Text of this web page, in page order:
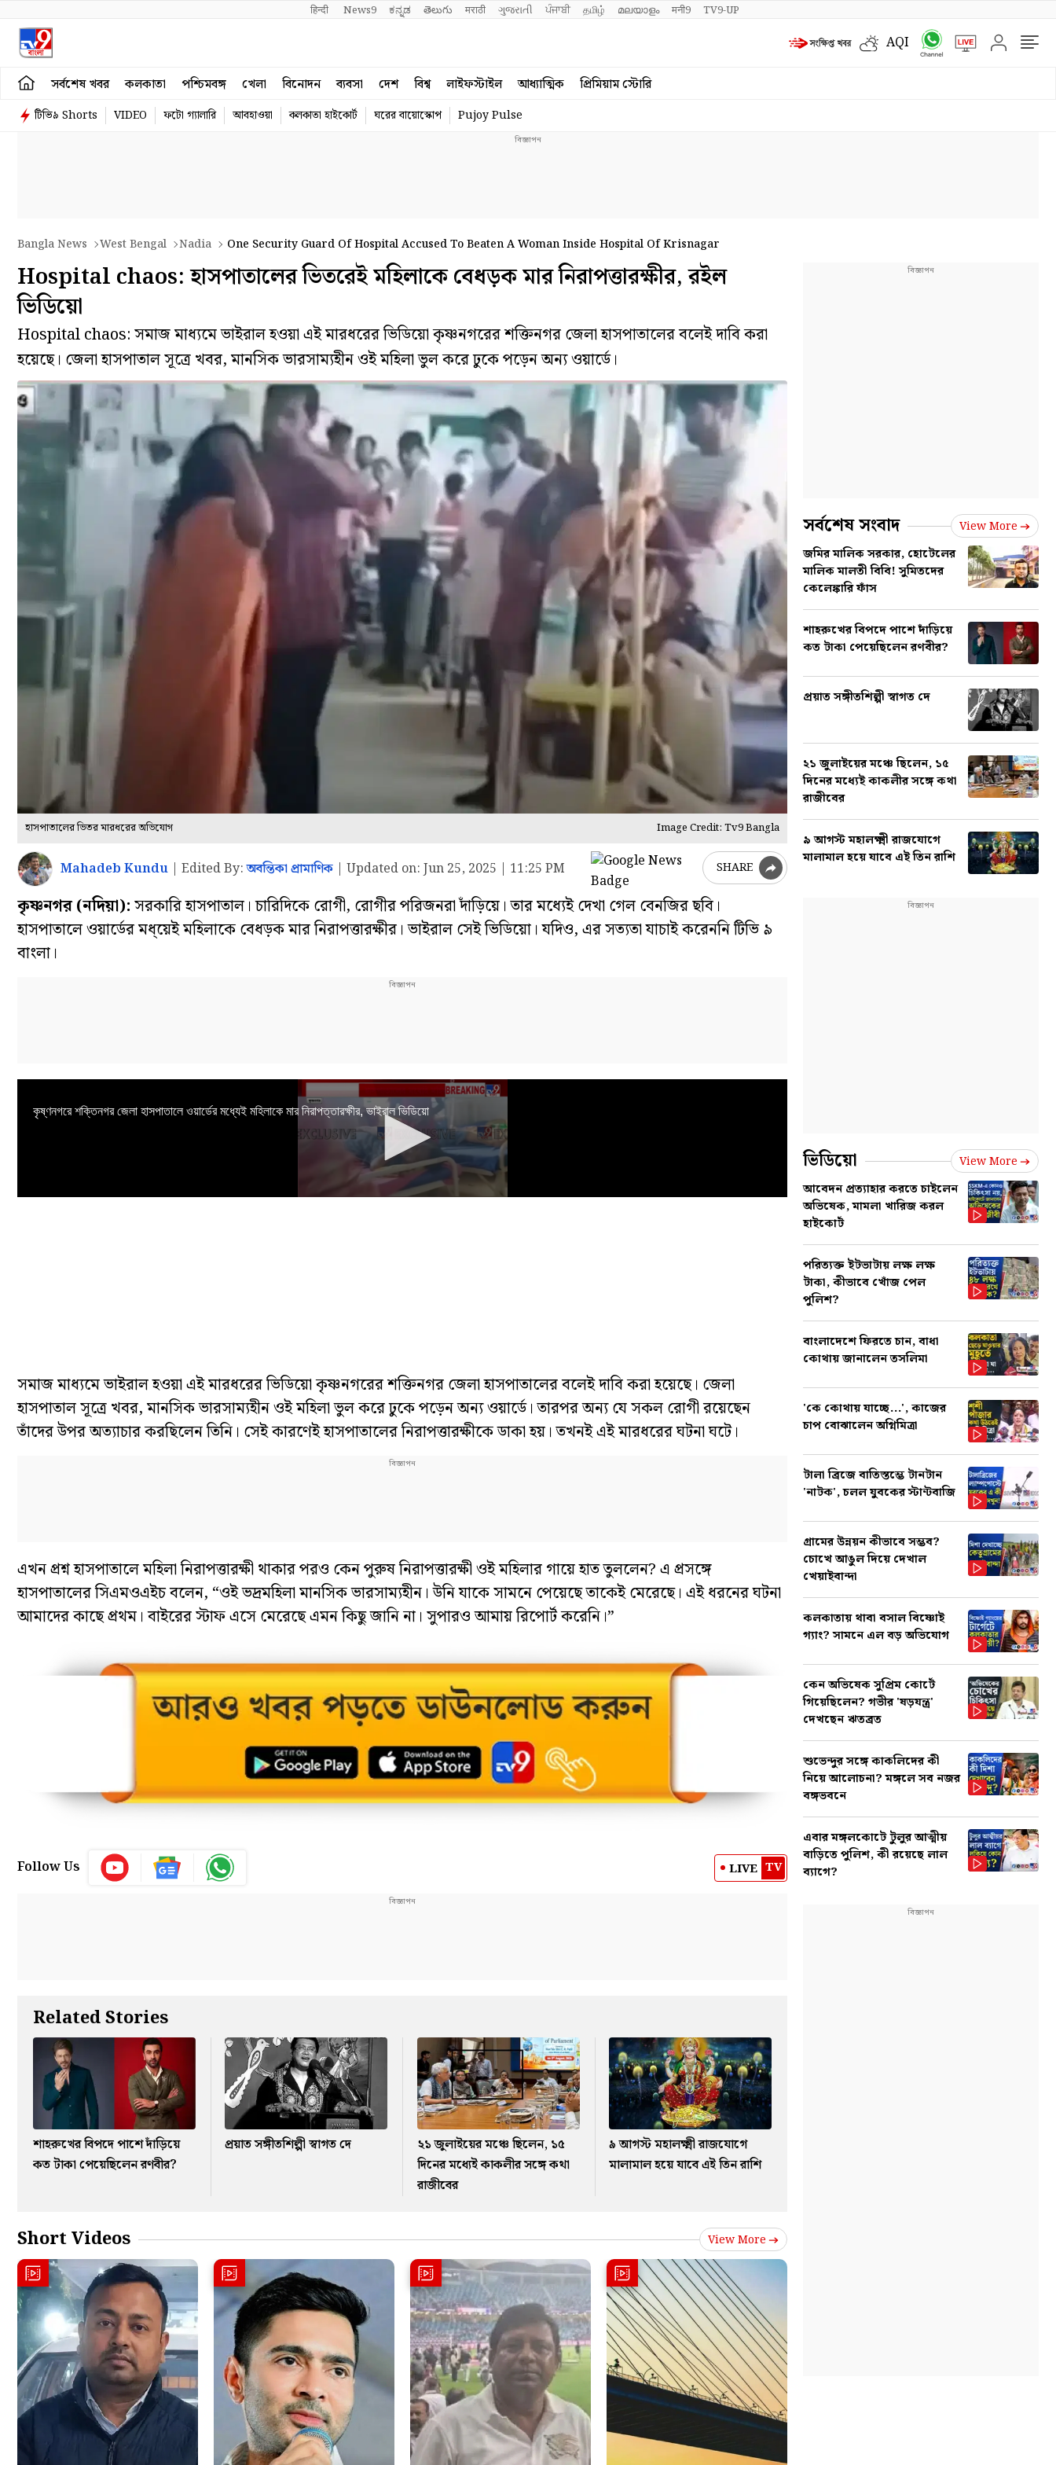
हिन्दी News9 ಕನ್ನಡ తెలుగు मराठी ગુજરાતી ਪੰਜਾਬੀ தமிழ் മലയാളം मनी9 TV9-UP
AQI
সর্বশেষ খবর কলকাতা পশ্চিমবঙ্গ খেলা বিনোদন ব্যবসা দেশ বিশ্ব লাইফস্টাইল আধ্যাত্মিক প্রিমিয়াম স্টোরি
টিভি৯ Shorts VIDEO ফটো গ্যালারি আবহাওয়া কলকাতা হাইকোর্ট ঘরের বায়োস্কোপ Pujoy Pulse
Bangla News West Bengal Nadia One Security Guard Of Hospital Accused To Beaten A Woman Inside Hospital Of Krisnagar
Hospital chaos: হাসপাতালের ভিতরেই মহিলাকে বেধড়ক মার নিরাপত্তারক্ষীর, রইল
ভিডিয়ো
Hospital chaos: সমাজ মাধ্যমে ভাইরাল হওয়া এই মারধরের ভিডিয়ো কৃষ্ণনগরের শক্তিনগর জেলা হাসপাতালের বলেই দাবি করা
হয়েছে। জেলা হাসপাতাল সূত্রে খবর, মানসিক ভারসাম্যহীন ওই মহিলা ভুল করে ঢুকে পড়েন অন্য ওয়ার্ডে।
হাসপাতালের ভিতর মারধরের অভিযোগ Image Credit: Tv9 Bangla
Mahadeb Kundu | Edited By:অবন্তিকা প্রামাণিক | Updated on: Jun 25, 2025 | 11:25 PM SHARE
কৃষ্ণনগর (নদিয়া):সরকারি হাসপাতাল। চারিদিকে রোগী, রোগীর পরিজনরা দাঁড়িয়ে। তার মধ্যেই দেখা গেল বেনজির ছবি।
হাসপাতালে ওয়ার্ডের মধ্য়েই মহিলাকে বেধড়ক মার নিরাপত্তারক্ষীর। ভাইরাল সেই ভিডিয়ো। যদিও, এর সত্যতা যাচাই করেননি টিভি ৯
বাংলা।
সমাজ মাধ্যমে ভাইরাল হওয়া এই মারধরের ভিডিয়ো কৃষ্ণনগরের শক্তিনগর জেলা হাসপাতালের বলেই দাবি করা হয়েছে। জেলা
হাসপাতাল সূত্রে খবর, মানসিক ভারসাম্যহীন ওই মহিলা ভুল করে ঢুকে পড়েন অন্য ওয়ার্ডে। তারপর অন্য যে সকল রোগী রয়েছেন
তাঁদের উপর অত্যাচার করছিলেন তিনি। সেই কারণেই হাসপাতালের নিরাপত্তারক্ষীকে ডাকা হয়। তখনই এই মারধরের ঘটনা ঘটে।
এখন প্রশ্ন হাসপাতালে মহিলা নিরাপত্তারক্ষী থাকার পরও কেন পুরুষ নিরাপত্তারক্ষী ওই মহিলার গায়ে হাত তুললেন? এ প্রসঙ্গে
হাসপাতালের সিএমওএইচ বলেন, “ওই ভদ্রমহিলা মানসিক ভারসাম্যহীন। উনি যাকে সামনে পেয়েছে তাকেই মেরেছে। এই ধরনের ঘটনা
আমাদের কাছে প্রথম। বাইরের স্টাফ এসে মেরেছে এমন কিছু জানি না। সুপারও আমায় রিপোর্ট করেনি।”
Follow Us LIVE TV
Related Stories
শাহরুখের বিপদে পাশে দাঁড়িয়ে
কত টাকা পেয়েছিলেন রণবীর?
প্রয়াত সঙ্গীতশিল্পী স্বাগত দে
২১ জুলাইয়ের মঞ্চে ছিলেন, ১৫
দিনের মধ্যেই কাকলীর সঙ্গে কথা
রাজীবের
৯ আগস্ট মহালক্ষ্মী রাজযোগে
মালামাল হয়ে যাবে এই তিন রাশি
Short Videos View More
সর্বশেষ সংবাদ View More
জমির মালিক সরকার, হোটেলের
মালিক মালতী বিবি! সুমিতদের
কেলেঙ্কারি ফাঁস
শাহরুখের বিপদে পাশে দাঁড়িয়ে
কত টাকা পেয়েছিলেন রণবীর?
প্রয়াত সঙ্গীতশিল্পী স্বাগত দে
২১ জুলাইয়ের মঞ্চে ছিলেন, ১৫
দিনের মধ্যেই কাকলীর সঙ্গে কথা
রাজীবের
৯ আগস্ট মহালক্ষ্মী রাজযোগে
মালামাল হয়ে যাবে এই তিন রাশি
ভিডিয়ো View More
আবেদন প্রত্যাহার করতে চাইলেন
অভিষেক, মামলা খারিজ করল
হাইকোর্ট
পরিত্যক্ত ইটভাটায় লক্ষ লক্ষ
টাকা, কীভাবে খোঁজ পেল
পুলিশ?
বাংলাদেশে ফিরতে চান, বাধা
কোথায় জানালেন তসলিমা
'কে কোথায় যাচ্ছে...', কাজের
চাপ বোঝালেন অগ্নিমিত্রা
টালা ব্রিজে বাতিস্তম্ভে টানটান
'নাটক', চলল যুবকের স্টান্টবাজি
গ্রামের উন্নয়ন কীভাবে সম্ভব?
চোখে আঙুল দিয়ে দেখাল
খেয়াইবান্দা
কলকাতায় থাবা বসাল বিষ্ণোই
গ্যাং? সামনে এল বড় অভিযোগ
কেন অভিষেক সুপ্রিম কোর্টে
গিয়েছিলেন? গভীর 'ষড়যন্ত্র'
দেখছেন ঋতব্রত
শুভেন্দুর সঙ্গে কাকলিদের কী
নিয়ে আলোচনা? মঙ্গলে সব নজর
বঙ্গভবনে
এবার মঙ্গলকোটে টুলুর আত্মীয়
বাড়িতে পুলিশ, কী রয়েছে লাল
ব্যাগে?